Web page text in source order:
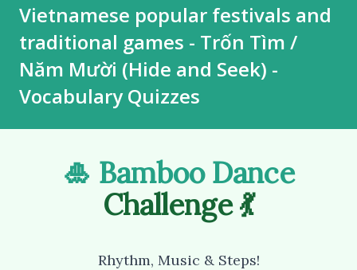
Vietnamese popular festivals and
traditional games - Trốn Tìm /
Năm Mười (Hide and Seek) -
Vocabulary Quizzes
🎍 Bamboo Dance
Challenge 💃
Rhythm, Music & Steps!